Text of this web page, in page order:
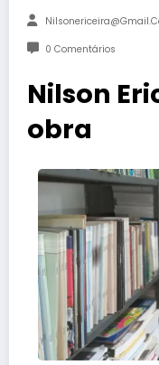
0 Comentários
Nilson
obra